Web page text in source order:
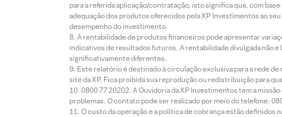
para a referida aplicação/contratação, isto significa que, com
adequação dos produtos oferecidos pela XP Investimentos ao
desempenho do investimento.
A rentabilidade de produtos financeiros pode apresentar
indicativos de resultados futuros. A rentabilidade divulgada não
significativamente diferentes.
Este relatório é destinado à circulação exclusiva para a rede
site da XP. Fica proibida sua reprodução ou redistribuição para
0800 77 20202. A Ouvidoria da XP Investimentos tem a
problemas. O contato pode ser realizado por meio do telefone:
O custo da operação e a política de cobrança estão definidos